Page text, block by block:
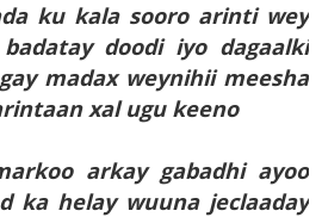
ku kala sooro arinti wey
doodi iyo dagaalki
madax weynihii meesha
xal ugu keeno
arkay gabadhi ayoo
ka helay wuuna jeclaaday